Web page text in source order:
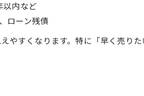
以内など
ローン残債
やすくなります。特に「早く売り